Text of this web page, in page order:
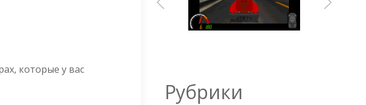
которые у вас
Рубрики